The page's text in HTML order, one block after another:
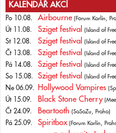
KALENDÁŘ AKCÍ
Po 10.08. Airbourne (Forum Karlín,
Út 11.08. Sziget festival (Island of
St 12.08. Sziget festival (Island of
Čt 13.08. Sziget festival (Island of
Pá 14.08. Sziget festival (Island of
So 15.08. Sziget festival (Island of
Ne 06.09. Hollywood Vampires
Út 15.09. Black Stone Cherry
Čt 24.09. Beartooth (SaSaZu, Praha)
Pá 25.09. Spiritbox (Forum Karlín,